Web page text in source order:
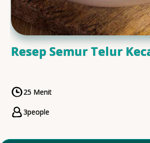
Resep Semur Telur
CookingTime
25 Menit
Servings
3people